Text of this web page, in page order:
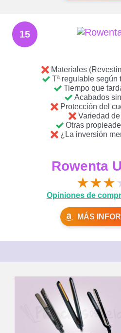
15
Materiales
Tª regulable según
Tiempo que
Acabados
Protección del
Variedad
Otras
¿La inversión
Rowenta
★★★
Opiniones de
MÁS